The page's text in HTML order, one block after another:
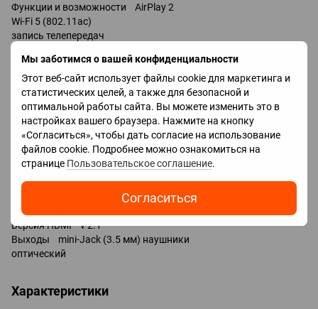
Мы заботимся о вашей конфиденциальности
Этот веб-сайт использует файлы cookie для маркетинга и
статистических целей, а также для безопасной и
оптимальной работы сайта. Вы можете изменить это в
настройках вашего браузера. Нажмите на кнопку
«Согласиться», чтобы дать согласие на использование
файлов cookie. Подробнее можно ознакомиться на
странице Пользовательское соглашение.
Согласиться
Функции и возможности AirPlay 2
Wi-Fi 5 (802.11ac)
запись телепередач
Bluetooth v 5.0
поддержка DLNA
управление голосом
мультимедийный (аэропульт)
Amazon Alexa
Google Assistant
Разъемы
Входы USB 2 шт
HDMI 4 шт
Версия HDMI v 2.1
Выходы mini-Jack (3.5 мм) наушники
оптический
Характеристики